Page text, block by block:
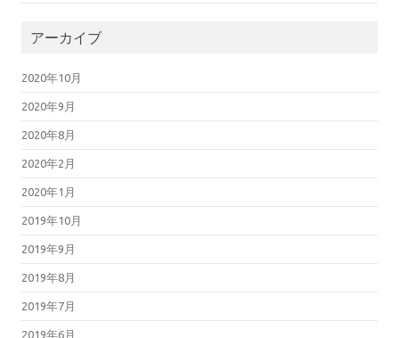
アーカイブ
2020年10月
2020年9月
2020年8月
2020年2月
2020年1月
2019年10月
2019年9月
2019年8月
2019年7月
2019年6月